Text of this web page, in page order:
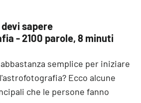
sapere
- 2100 parole, 8 minuti
semplice per iniziare
Ecco alcune
che le persone fanno